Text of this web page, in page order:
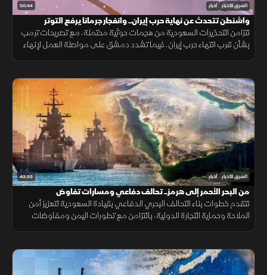
50:44 الشرق للأخبار أخبار
واشنطن تتحدث عن نهاية حرب إيران.. وانفجار جرمانا يرفع التوتر
تتزامن التحذيرات السعودية من هجمات حوثية محتملة، مع تصريحات ترمب
بشأن قرب انتهاء حرب إيران، فيما تشدد دمشق على مواصلة العمل لإنهاء
43:33 الشرق للأخبار أخبار
من البحر الأحمر إلى هرمز.. تحالف دفاعي ومسارات تفاوض
تتقدم خطوات بناء التحالف البحري الدفاعي بقيادة السعودية لتعزيز أمن
الملاحة وحماية التجارة الدولية، بالتزامن مع تطورات اليمن ومفاوضات